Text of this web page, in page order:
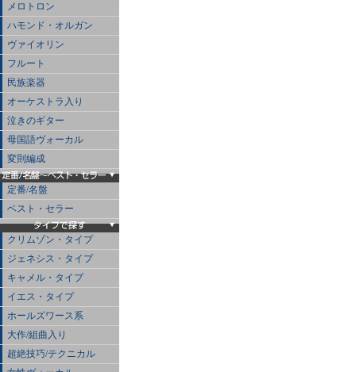
メロトロン
ハモンド・オルガン
ヴァイオリン
フルート
民族楽器
オーケストラ入り
泣きのギター
母国語ヴォーカル
変則編成
定番/名盤
ベスト・セラー
クリムゾン・タイプ
ジェネシス・タイプ
キャメル・タイプ
イエス・タイプ
ホールズワース系
大作/組曲入り
超絶技巧/テクニカル